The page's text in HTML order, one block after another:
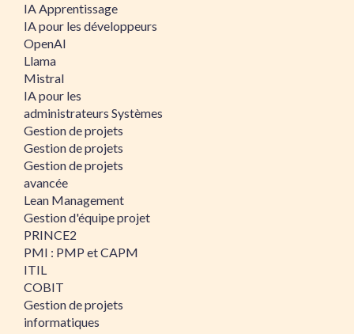
IA Apprentissage
IA pour les développeurs
OpenAI
Llama
Mistral
IA pour les
administrateurs Systèmes
Gestion de projets
Gestion de projets
Gestion de projets
avancée
Lean Management
Gestion d'équipe projet
PRINCE2
PMI : PMP et CAPM
ITIL
COBIT
Gestion de projets
informatiques